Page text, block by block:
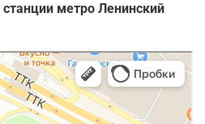
метро Ленинский
поиск мест